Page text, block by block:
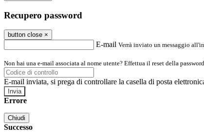
Recupero password
button close ×
E-mail Verrà inviato un messaggio
Non hai una e-mail associata al nome utente? Effettua il reset della
E-mail inviata, si prega di controllare la casella di posta
Errore
Chiudi
Successo